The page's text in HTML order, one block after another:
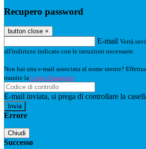
Recupero password
button close ×
E-mail Verrà
all'indirizzo indicato con le istruzioni necessarie.
Non hai una e-mail associata al nome utente?
tramite la Login Spaggiari
E-mail inviata, si prega di controllare la
Errore
Chiudi
Successo